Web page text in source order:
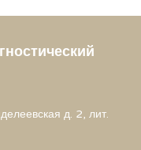
д. 2, лит.